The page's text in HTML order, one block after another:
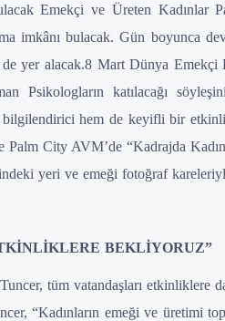
Emekçi ve Üreten Kadınlar
imkânı bulacak. Gün boyunca
yer alacak.8 Mart Dünya Emekçi
Psikologların katılacağı
hem de keyifli bir
Palm City AVM’de “Kadrajda
yeri ve emeği fotoğraf
BEKLİYORUZ”
tüm vatandaşları etkinliklere
“Kadınların emeği ve üretimi